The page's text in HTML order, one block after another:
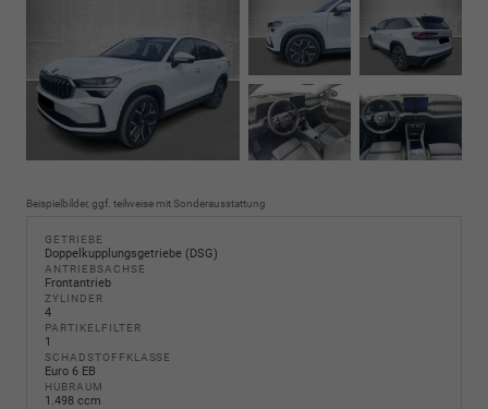
Beispielbilder, ggf. teilweise mit Sonderausstattung
GETRIEBE
Doppelkupplungsgetriebe (DSG)
ANTRIEBSACHSE
Frontantrieb
ZYLINDER
4
PARTIKELFILTER
1
SCHADSTOFFKLASSE
Euro 6 EB
HUBRAUM
1.498 ccm